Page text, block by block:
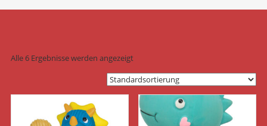
Alle 6 Ergebnisse werden angezeigt